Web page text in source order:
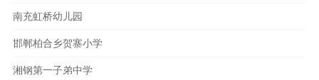
南充虹桥幼儿园
邯郸柏合乡贺寨小学
湘钢第一子弟中学